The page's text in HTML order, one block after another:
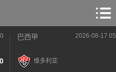
0
巴西甲 2026-08-17
维多利亚